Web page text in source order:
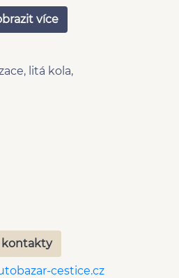
nastavitelný volant
deaktivace airbagu
mlhovky
více
litá kola,
kontakty
cestice.cz